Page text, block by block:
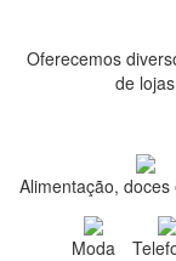
Oferecemos
de
Alimentação,
Moda